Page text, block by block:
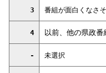
3 番組が面白くなさ
4 以前、他の県政
- 未選択